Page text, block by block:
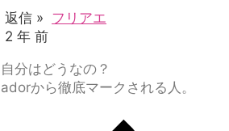
返信 » フリアエ
2 年 前
自分はどうなの？
adorから徹底マークされる人。